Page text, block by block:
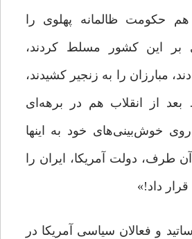
هم حکومت ظالمانه پهلوی را
بر این کشور مسلط کردند،
مبارزان را به زنجیر کشیدند،
بعد از انقلاب هم در برهه‌ای
خوش‌بینی‌های خود به اینها
آن‌ طرف، دولت آمریکا، ایران را
داد!»
و فعالان سیاسی آمریکا در